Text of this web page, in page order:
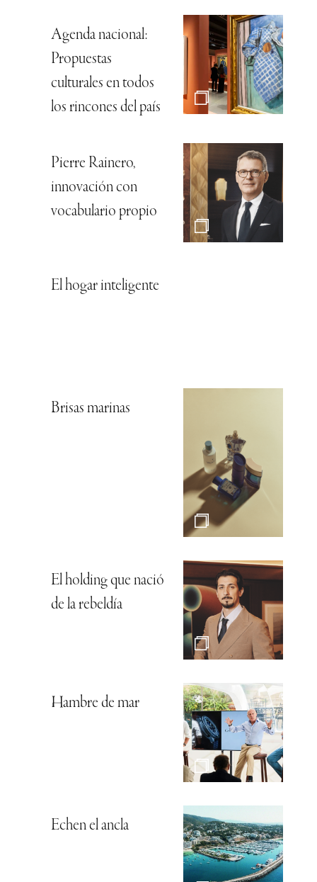
Agenda nacional:
Propuestas
culturales en todos
los rincones del país
Pierre Rainero,
innovación con
vocabulario propio
El hogar inteligente
Brisas marinas
El holding que nació
de la rebeldía
Hambre de mar
Echen el ancla